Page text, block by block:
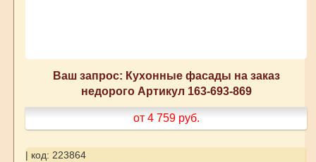
Ваш запрос: Кухонные фасады на заказ
недорого Артикул 163-693-869
от 4 759 руб.
| код: 223864